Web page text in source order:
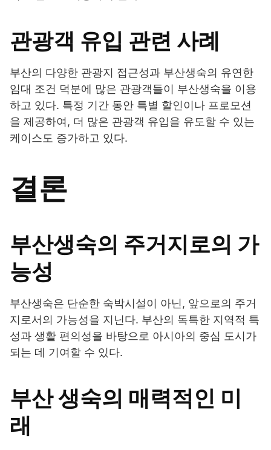
관광객 유입 관련 사례
부산의 다양한 관광지 접근성과 부산생숙의 유연한
임대 조건 덕분에 많은 관광객들이 부산생숙을 이용
하고 있다. 특정 기간 동안 특별 할인이나 프로모션
을 제공하여, 더 많은 관광객 유입을 유도할 수 있는
케이스도 증가하고 있다.
결론
부산생숙의 주거지로의 가
능성
부산생숙은 단순한 숙박시설이 아닌, 앞으로의 주거
지로서의 가능성을 지닌다. 부산의 독특한 지역적 특
성과 생활 편의성을 바탕으로 아시아의 중심 도시가
되는 데 기여할 수 있다.
부산 생숙의 매력적인 미
래